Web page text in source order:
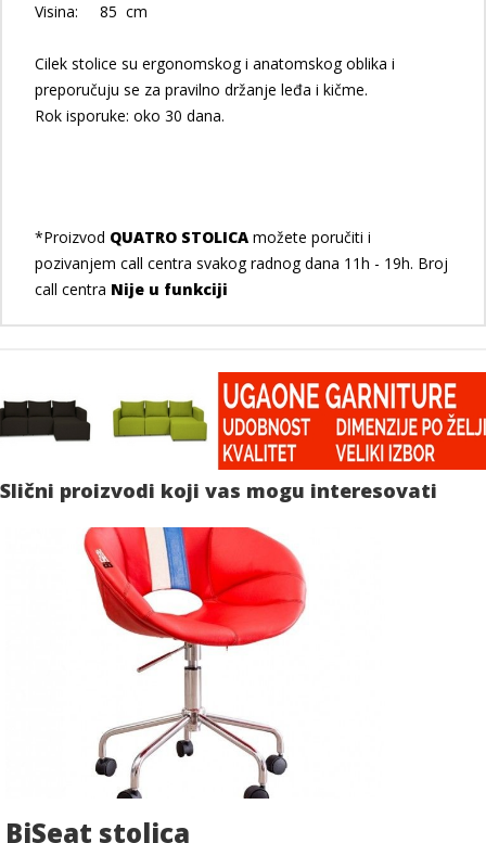
Visina: 85 cm
Cilek stolice su ergonomskog i anatomskog oblika i
preporučuju se za pravilno držanje leđa i kičme.
Rok isporuke: oko 30 dana.
*Proizvod QUATRO STOLICA možete poručiti i
pozivanjem call centra svakog radnog dana 11h - 19h. Broj
call centra Nije u funkciji
Slični proizvodi koji vas mogu interesovati
BiSeat stolica